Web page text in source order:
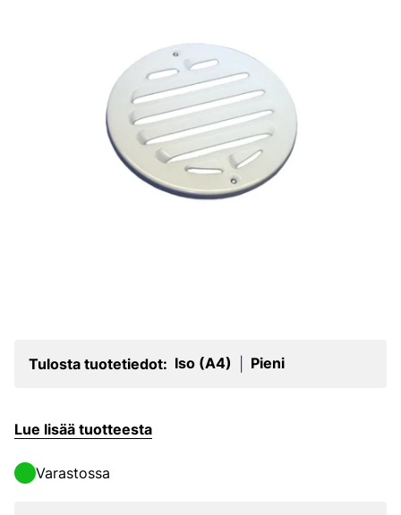
Tulosta tuotetiedot: Iso (A4) Pieni
Lue lisää tuotteesta
Varastossa